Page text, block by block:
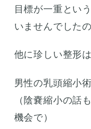
目標が一重とい
いませんでした
他に珍しい整形
男性の乳頭縮小
（陰嚢縮小の話
機会で）